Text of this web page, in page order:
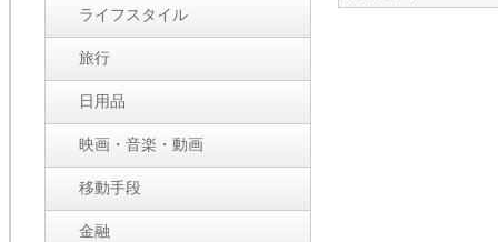
ライフスタイル
旅行
日用品
映画・音楽・動画
移動手段
金融